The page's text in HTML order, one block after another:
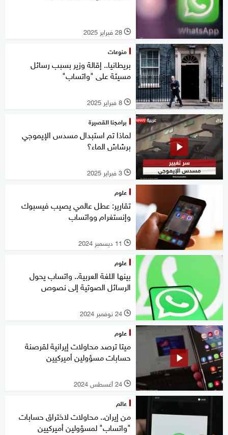
l 28 فبراير 2025
منوعات
بريطانيا.. إقالة وزير بسبب رسائل
مسيئة على "واتساب"
l 8 فبراير 2025
برامجنا القصيرة
لماذا تم استبدال مسدس الإيموجي
برشاش الماء؟
l 3 فبراير 2025
علوم
تقارير: عطل عالمي يصيب فيسبوك
وإنستغرام وواتساب
l 11 ديسمبر 2024
علوم
بينها اللغة العربية.. واتساب يحول
الرسائل الصوتية إلى نصوص
l 24 نوفمبر 2024
علوم
ميتا ترصد محاولات إيرانية لقرصنة
حسابات مسؤولين أميركيين
l 24 أغسطس 2024
عالم
من إيران.. محاولات لاختراق حسابات
"واتساب" لمسؤولين أميركيين